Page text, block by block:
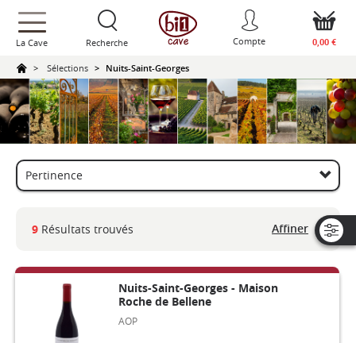
text.skipToContent
text.skipToNavigation
La Cave Recherche Compte 0,00 €
Sélections Nuits-Saint-Georges
9 Résultats trouvés Affiner
Nuits-Saint-Georges - Maison
Roche de Bellene
AOP